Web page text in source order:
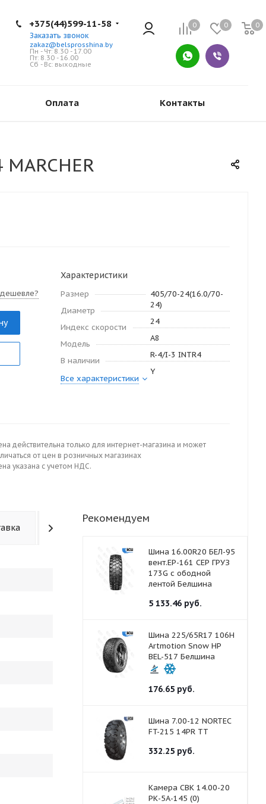
0 0 0
+375(44)599-11-58
Заказать звонок
zakaz@belsprosshina.by
Пн - Чт: 8.30 - 17.00
Пт: 8.30 - 16.00
Сб - Вс: выходные
Оплата Контакты
Характеристики
Размер
405/70-24(16.0/70-
24)
Диаметр
24
Индекс скорости
A8
Модель
R-4/I-3 INTR4
В наличии
Y
Все характеристики
действительна только для интернет-магазина и может
от цен в розничных магазинах
указана с учетом НДС.
Рекомендуем
Шина 16.00R20 БЕЛ-95
вент.ЕР-161 СЕР ГРУЗ
173G с ободной
лентой Белшина
5 133.46 руб.
Шина 225/65R17 106H
Artmotion Snow HP
BEL-517 Белшина
176.65 руб.
Шина 7.00-12 NORTEC
FT-215 14PR ТТ
332.25 руб.
Камера СВК 14.00-20
РК-5А-145 (0)